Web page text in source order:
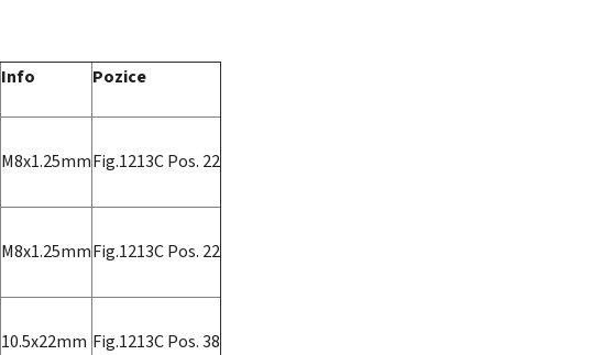
Info Pozice
M8x1.25mmFig.1213C Pos. 22
M8x1.25mmFig.1213C Pos. 22
10.5x22mm Fig.1213C Pos. 38